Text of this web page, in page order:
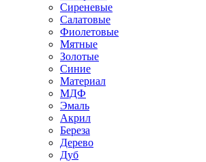
Сиреневые
Салатовые
Фиолетовые
Мятные
Золотые
Синие
Материал
МДФ
Эмаль
Акрил
Береза
Дерево
Дуб